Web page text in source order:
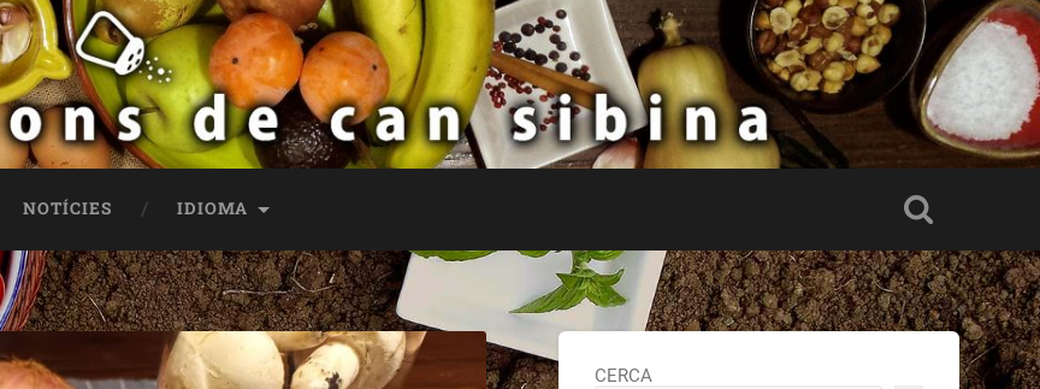
NOTÍCIES IDIOMA
CERCA